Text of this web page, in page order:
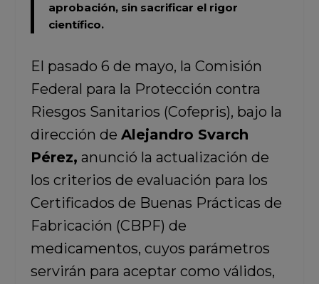
aprobación, sin sacrificar el rigor
científico.
El pasado 6 de mayo, la Comisión
Federal para la Protección contra
Riesgos Sanitarios (Cofepris), bajo la
dirección de Alejandro Svarch
Pérez, anunció la actualización de
los criterios de evaluación para los
Certificados de Buenas Prácticas de
Fabricación (CBPF) de
medicamentos, cuyos parámetros
servirán para aceptar como válidos,